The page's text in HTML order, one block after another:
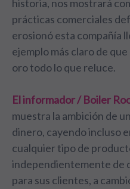
historia, nos mostrará
prácticas comerciales
erosionó esta compañía
ejemplo más claro de
oro todo lo que reluce.
El informador / Boiler
muestra la ambición de
dinero, cayendo incluso
cualquier tipo de
independientemente de
para sus clientes, a